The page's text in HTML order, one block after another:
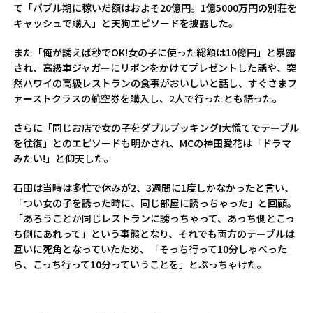
て「バブル期に稼いだ額はおよそ20億円。1億5000万円の別荘を
キャッシュで購入」と天狗エピソードを披露した。
また「俺が誘えば秒でOK!女の子に使った総額は10億円」と暴露
され、高級車ジャガーにリボンをかけてプレゼントした話や、突
然ハワイの高級レストランの食事がおいしいと話し、すぐさまフ
ァーストクラスの航空券を購入し、2人で行ったとも語った。
さらに「同じお店で女の子をダブルブッキング!大慌てでテーブル
を往復」とのエピソードも明かされ、MCの神田愛花は「ドラマ
みたい!」と仰天した。
石田は当時は多忙で休みが2、3週間に1度しかなかったと言い、
「つい女の子を誘った時に、同じ部屋に誘っちゃった」と回顧。
「あろうことか同じレストランに誘っちゃって、あっち側とこっ
ち側にあれって」という事態となり、それでも両方のテーブルは
互いに死角となっていたため、「そっち行って10分しゃべった
ら、こっち行って10分っていうことを」とぶっちゃけた。